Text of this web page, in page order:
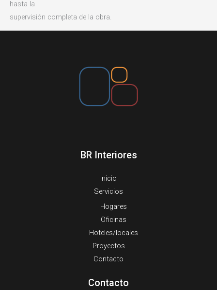
hasta la
supervisión completa de la obra.
BR Interiores
Inicio
Servicios
Hogares
Oficinas
Hoteles/locales
Proyectos
Contacto
Contacto